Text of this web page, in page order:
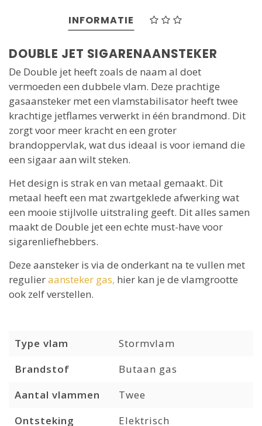
INFORMATIE
DOUBLE JET SIGARENAANSTEKER
De Double jet heeft zoals de naam al doet
vermoeden een dubbele vlam. Deze prachtige
gasaansteker met een vlamstabilisator heeft twee
krachtige jetflames verwerkt in één brandmond. Dit
zorgt voor meer kracht en een groter
brandoppervlak, wat dus ideaal is voor iemand die
een sigaar aan wilt steken.
Het design is strak en van metaal gemaakt. Dit
metaal heeft een mat zwartgeklede afwerking wat
een mooie stijlvolle uitstraling geeft. Dit alles samen
maakt de Double jet een echte must-have voor
sigarenliefhebbers.
Deze aansteker is via de onderkant na te vullen met
regulieraansteker gas, hier kan je de vlamgrootte
ook zelf verstellen.
Type vlam
Stormvlam
Brandstof
Butaan gas
Aantal vlammen
Twee
Ontsteking
Elektrisch